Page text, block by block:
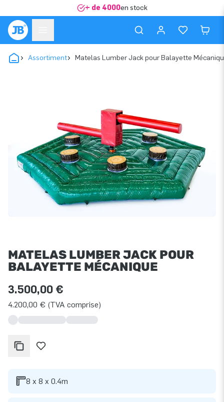
+ de 4000en stock
Assortiment Matelas Lumber Jack pour Balayette
MATELAS LUMBER JACK POUR
BALAYETTE MÉCANIQUE
3.500,00 €
4.200,00 € (TVA comprise)
8 x 8 x 0.4m